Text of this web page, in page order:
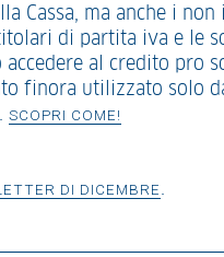
Cassa, ma anche i non
di partita iva e le
accedere al credito pro
finora utilizzato solo
SCOPRI COME!
DI DICEMBRE.